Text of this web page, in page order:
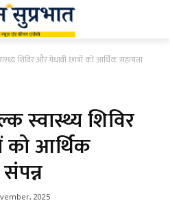
शिविर और मेधावी छात्रों को आर्थिक सहायता
स्वास्थ्य शिविर
को आर्थिक
2025